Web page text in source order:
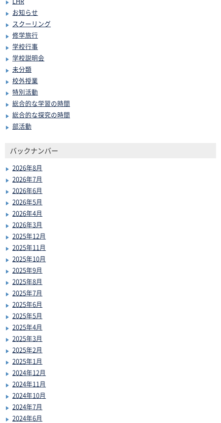
お知らせ
スクーリング
修学旅行
学校行事
学校説明会
未分類
校外授業
特別活動
総合的な学習の時間
総合的な探究の時間
部活動
バックナンバー
2026年8月
2026年7月
2026年6月
2026年5月
2026年4月
2026年3月
2025年12月
2025年11月
2025年10月
2025年9月
2025年8月
2025年7月
2025年6月
2025年5月
2025年4月
2025年3月
2025年2月
2025年1月
2024年12月
2024年11月
2024年10月
2024年7月
2024年6月